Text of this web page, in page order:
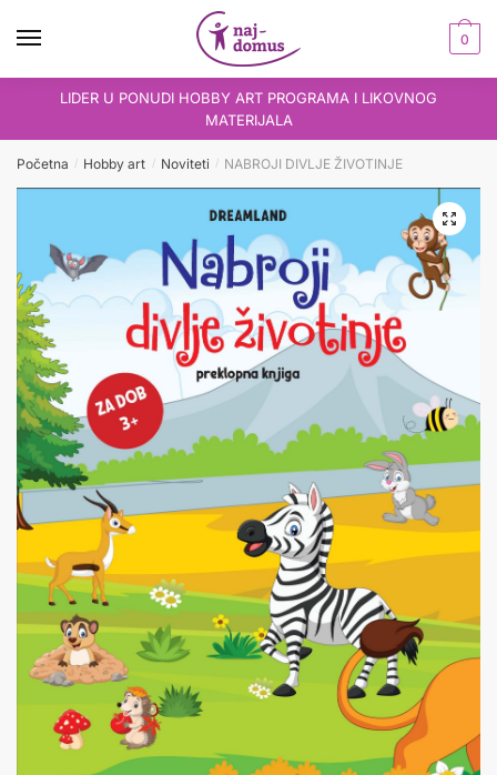
0
LIDER U PONUDI HOBBY ART PROGRAMA I LIKOVNOG
MATERIJALA
Početna / Hobby art / Noviteti / NABROJI DIVLJE ŽIVOTINJE